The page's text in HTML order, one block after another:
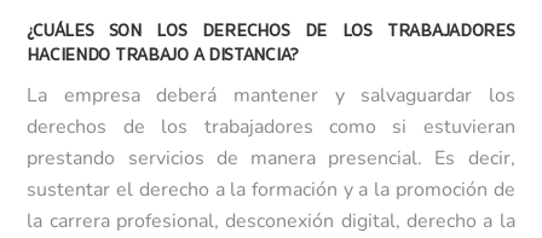
¿CUÁLES SON LOS DERECHOS DE LOS TRABAJADORES
HACIENDO TRABAJO A DISTANCIA?
La empresa deberá mantener y salvaguardar los
derechos de los trabajadores como si estuvieran
prestando servicios de manera presencial. Es decir,
sustentar el derecho a la formación y a la promoción de
la carrera profesional, desconexión digital, derecho a la